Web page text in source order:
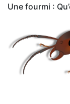
Une fourmi :